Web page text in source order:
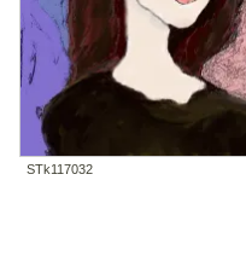
STk117032